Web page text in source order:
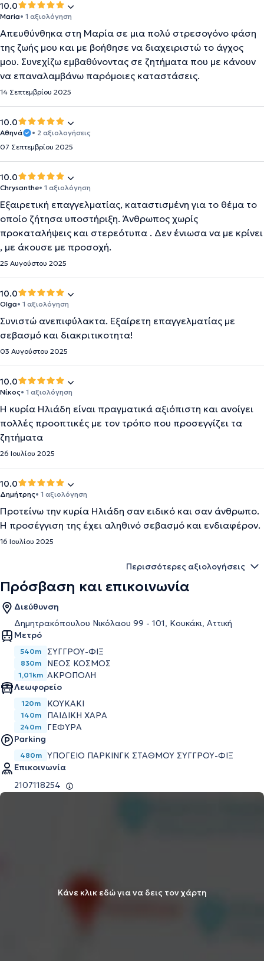
10.0
Maria• 1 αξιολόγηση
Απευθύνθηκα στη Μαρία σε μια πολύ στρεσογόνο φάση
της ζωής μου και με βοήθησε να διαχειριστώ το άγχος
μου. Συνεχίζω εμβαθύνοντας σε ζητήματα που με κάνουν
να επαναλαμβάνω παρόμοιες καταστάσεις.
14 Σεπτεμβρίου 2025
10.0
Αθηνά
• 2 αξιολογήσεις
07 Σεπτεμβρίου 2025
10.0
Chrysanthe• 1 αξιολόγηση
Εξαιρετική επαγγελματίας, καταστισμένη για το θέμα το
οποίο ζήτησα υποστήριξη. Άνθρωπος χωρίς
προκαταλήψεις και στερεότυπα . Δεν ένιωσα να με κρίνει
, με άκουσε με προσοχή.
25 Αυγούστου 2025
10.0
Olga• 1 αξιολόγηση
Συνιστώ ανεπιφύλακτα. Εξαίρετη επαγγελματίας με
σεβασμό και διακριτικοτητα!
03 Αυγούστου 2025
10.0
Νίκος• 1 αξιολόγηση
Η κυρία Ηλιάδη είναι πραγματικά αξιόπιστη και ανοίγει
πολλές προοπτικές με τον τρόπο που προσεγγίζει τα
ζητήματα
26 Ιουλίου 2025
10.0
Δημήτρης• 1 αξιολόγηση
Προτείνω την κυρία Ηλιάδη σαν ειδικό και σαν άνθρωπο.
Η προσέγγιση της έχει αληθινό σεβασμό και ενδιαφέρον.
16 Ιουλίου 2025
Περισσότερες αξιολογήσεις
Πρόσβαση και επικοινωνία
Διεύθυνση
Δημητρακόπουλου Νικόλαου 99 - 101, Κουκάκι, Αττική
Μετρό
540m ΣΥΓΓΡΟΎ-ΦΙΞ
830m ΝΈΟΣ ΚΌΣΜΟΣ
1,01km ΑΚΡΌΠΟΛΗ
Λεωφορείο
120m ΚΟΥΚΑΚΙ
140m ΠΑΙΔΙΚΗ ΧΑΡΑ
240m
ΓΕΦΥΡΑ
Parking
480m
ΥΠΌΓΕΙΟ ΠΆΡΚΙΝΓΚ ΣΤΑΘΜΟΎ ΣΥΓΓΡΟΎ-ΦΙΞ
Επικοινωνία
2107118254
Κάνε κλικ εδώ για να δεις τον χάρτη